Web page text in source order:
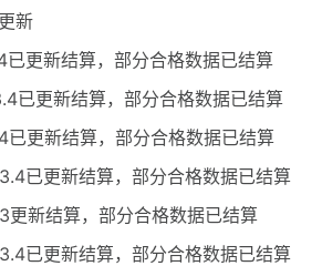
新
更新结算，部分合格数据已结算
已更新结算，部分合格数据已结算
已更新结算，部分合格数据已结算
已更新结算，部分合格数据已结算
新结算，部分合格数据已结算
已更新结算，部分合格数据已结算